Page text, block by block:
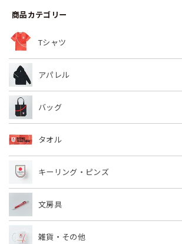
商品カテゴリー
Tシャツ
アパレル
バッグ
タオル
キーリング・ピンズ
文房具
雑貨・その他